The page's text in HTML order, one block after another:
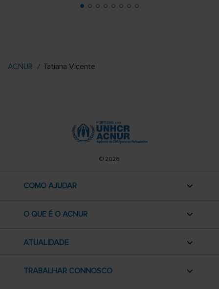
ACNUR Tatiana Vicente
© 2026
COMO AJUDAR
O QUE É O ACNUR
ATUALIDADE
TRABALHAR CONNOSCO